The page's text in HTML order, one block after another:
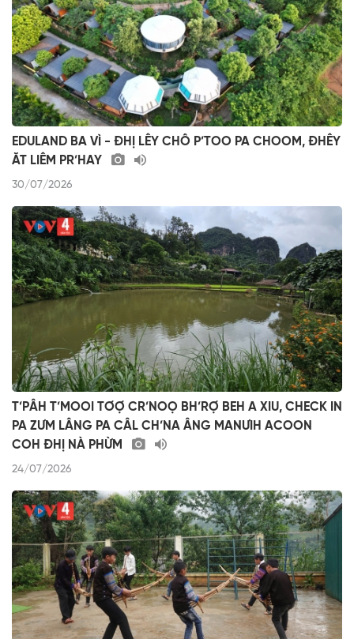
EDULAND BA VÌ - ĐHỊ LÊY CHÔ P’TOO PA CHOOM, ĐHÊY
ĂT LIÊM PR’HAY
30/07/2026
T’PÂH T’MOOI TƠỢ CR’NOỌ BH’RỢ BEH A XIU, CHECK IN
PA ZƯM LÂNG PA CÂL CH’NA ÂNG MANƯIH ACOON
COH ĐHỊ NÀ PHỪM
24/07/2026